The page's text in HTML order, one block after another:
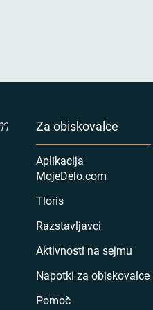
Za obiskovalce
Aplikacija
MojeDelo.com
Tloris
Razstavljavci
Aktivnosti na sejmu
Napotki za obiskovalce
Pomoč